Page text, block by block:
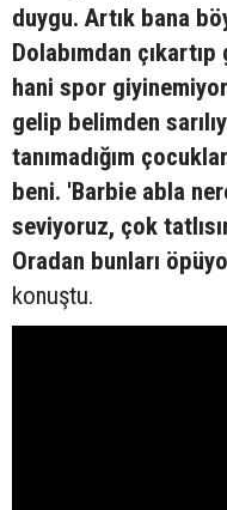
duygu. Artık bana
Dolabımdan
hani spor
gelip belimden
tanımadığım
beni. 'Barbie abla
seviyoruz, çok
Oradan bunları
konuştu.